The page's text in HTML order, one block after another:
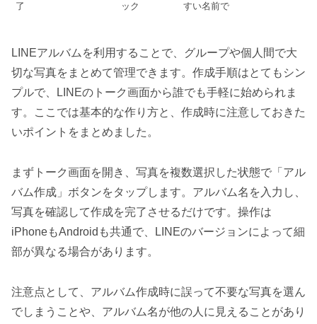
了
ック
すい名前で
LINEアルバムを利用することで、グループや個人間で大
切な写真をまとめて管理できます。作成手順はとてもシン
プルで、LINEのトーク画面から誰でも手軽に始められま
す。ここでは基本的な作り方と、作成時に注意しておきた
いポイントをまとめました。
まずトーク画面を開き、写真を複数選択した状態で「アル
バム作成」ボタンをタップします。アルバム名を入力し、
写真を確認して作成を完了させるだけです。操作は
iPhoneもAndroidも共通で、LINEのバージョンによって細
部が異なる場合があります。
注意点として、アルバム作成時に誤って不要な写真を選ん
でしまうことや、アルバム名が他の人に見えることがあり